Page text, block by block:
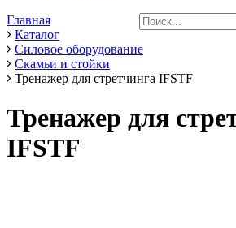
Главная
Каталог
Силовое оборудование
Скамьи и стойки
Тренажер для стретчинга IFSTF
Тренажер для
IFSTF